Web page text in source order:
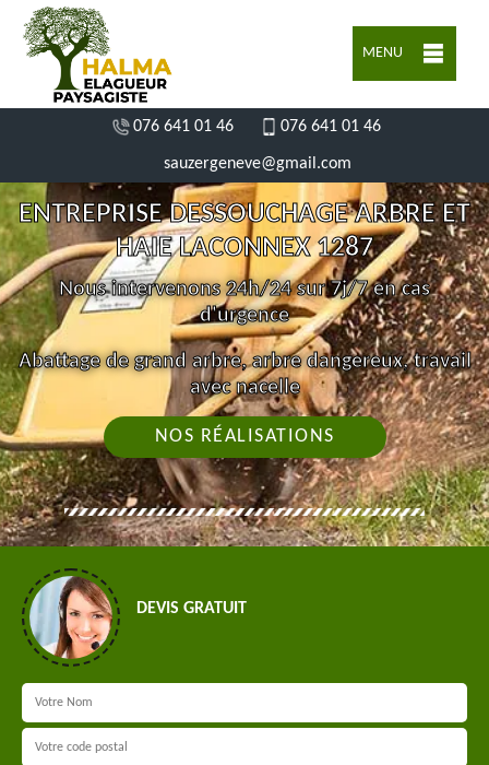
MENU
076 641 01 46 076 641 01 46
sauzergeneve@gmail.com
ENTREPRISE DESSOUCHAGE ARBRE ET
HAIE LACONNEX 1287
Nous intervenons 24h/24 sur 7j/7 en cas
d'urgence
Abattage de grand arbre, arbre dangereux, travail
avec nacelle
NOS RÉALISATIONS
DEVIS GRATUIT